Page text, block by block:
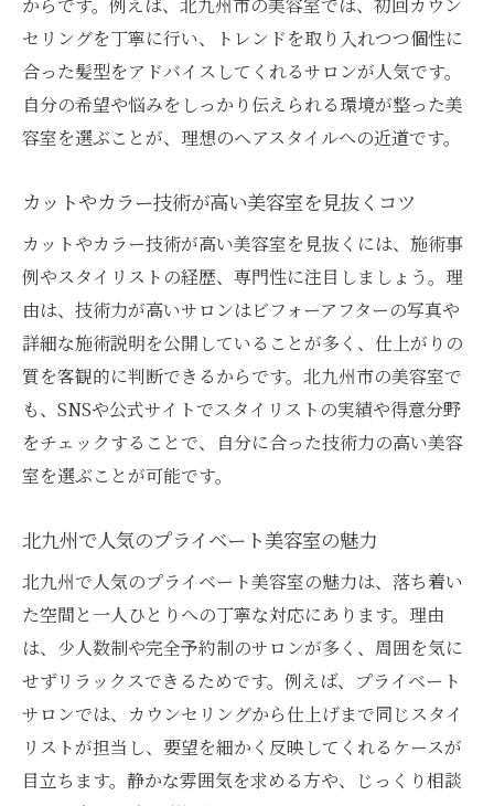
セリングを丁寧に行い、トレンドを取り入れつつ個性に
合った髪型をアドバイスしてくれるサロンが人気です。
自分の希望や悩みをしっかり伝えられる環境が整った美
容室を選ぶことが、理想のヘアスタイルへの近道です。
カットやカラー技術が高い美容室を見抜くコツ
カットやカラー技術が高い美容室を見抜くには、施術事
例やスタイリストの経歴、専門性に注目しましょう。理
由は、技術力が高いサロンはビフォーアフターの写真や
詳細な施術説明を公開していることが多く、仕上がりの
質を客観的に判断できるからです。北九州市の美容室で
も、SNSや公式サイトでスタイリストの実績や得意分野
をチェックすることで、自分に合った技術力の高い美容
室を選ぶことが可能です。
北九州で人気のプライベート美容室の魅力
北九州で人気のプライベート美容室の魅力は、落ち着い
た空間と一人ひとりへの丁寧な対応にあります。理由
は、少人数制や完全予約制のサロンが多く、周囲を気に
せずリラックスできるためです。例えば、プライベート
サロンでは、カウンセリングから仕上げまで同じスタイ
リストが担当し、要望を細かく反映してくれるケースが
目立ちます。静かな雰囲気を求める方や、じっくり相談